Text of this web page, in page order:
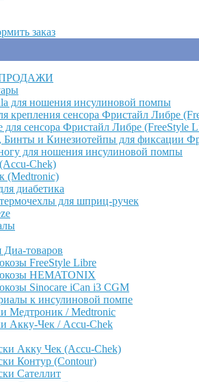
заказ
для ношения инсулиновой помпы
крепления сенсора Фристайл Либре
для сенсора Фристайл Либре (FreeStyle
Бинты и Кинезиотейпы для фиксации
для ношения инсулиновой помпы
Chek)
(Medtronic)
диабетика
для шприц-ручек
товаров
FreeStyle Libre
HEMATONIX
Sinocare iCan i3 CGM
к инсулиновой помпе
Медтроник / Medtronic
Акку-Чек / Accu-Chek
Акку Чек (Accu-Chek)
Контур (Contour)
Сателлит